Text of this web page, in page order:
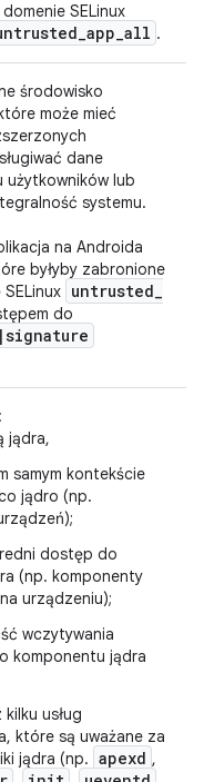
SELinux
_app_all .
środowisko
może mieć
dane
użytkowników lub
systemu.
na Androida
byłyby zabronione
untrusted_
do
|signature
jądra,
samym kontekście
jądro (np.
dostęp do
(np. komponenty
urządzeniu);
wczytywania
komponentu jądra
usług
które są uważane za
jądra (np. apexd ,